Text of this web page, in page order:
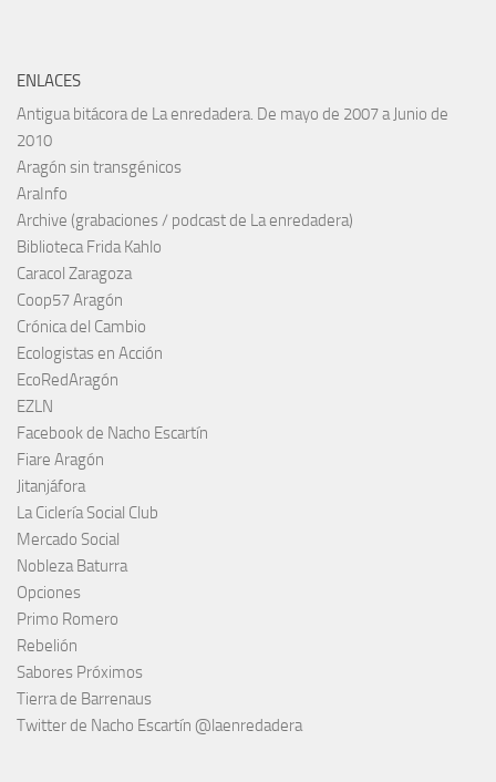
ENLACES
Antigua bitácora de La enredadera. De mayo de 2007 a Junio de
2010
Aragón sin transgénicos
AraInfo
Archive (grabaciones / podcast de La enredadera)
Biblioteca Frida Kahlo
Caracol Zaragoza
Coop57 Aragón
Crónica del Cambio
Ecologistas en Acción
EcoRedAragón
EZLN
Facebook de Nacho Escartín
Fiare Aragón
Jitanjáfora
La Ciclería Social Club
Mercado Social
Nobleza Baturra
Opciones
Primo Romero
Rebelión
Sabores Próximos
Tierra de Barrenaus
Twitter de Nacho Escartín @laenredadera